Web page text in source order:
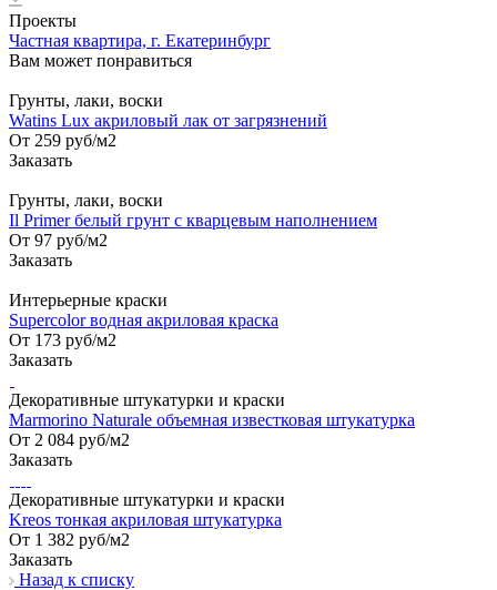
Проекты
Частная квартира, г. Екатеринбург
Вам может понравиться
Грунты, лаки, воски
Watins Lux акриловый лак от загрязнений
От 259 руб/м2
Заказать
Грунты, лаки, воски
Il Primer белый грунт с кварцевым наполнением
От 97 руб/м2
Заказать
Интерьерные краски
Supercolor водная акриловая краска
От 173 руб/м2
Заказать
Декоративные штукатурки и краски
Marmorino Naturale объемная известковая штукатурка
От 2 084 руб/м2
Заказать
Декоративные штукатурки и краски
Kreos тонкая акриловая штукатурка
От 1 382 руб/м2
Заказать
Назад к списку